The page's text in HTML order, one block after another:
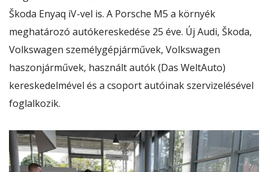
Škoda Enyaq iV-vel is. A Porsche M5 a környék
meghatározó autókereskedése 25 éve. Új Audi, Škoda,
Volkswagen személygépjárművek, Volkswagen
haszonjárművek, használt autók (Das WeltAuto)
kereskedelmével és a csoport autóinak szervizelésével
foglalkozik.